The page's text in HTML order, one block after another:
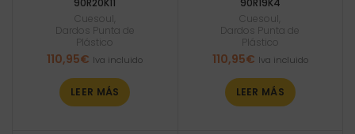
Cuesoul
Dardos Punta de
Plástico
110,95€ Iva incluido
LEER MÁS
Cuesoul
Dardos Punta de
Plástico
110,95€ Iva incluido
LEER MÁS